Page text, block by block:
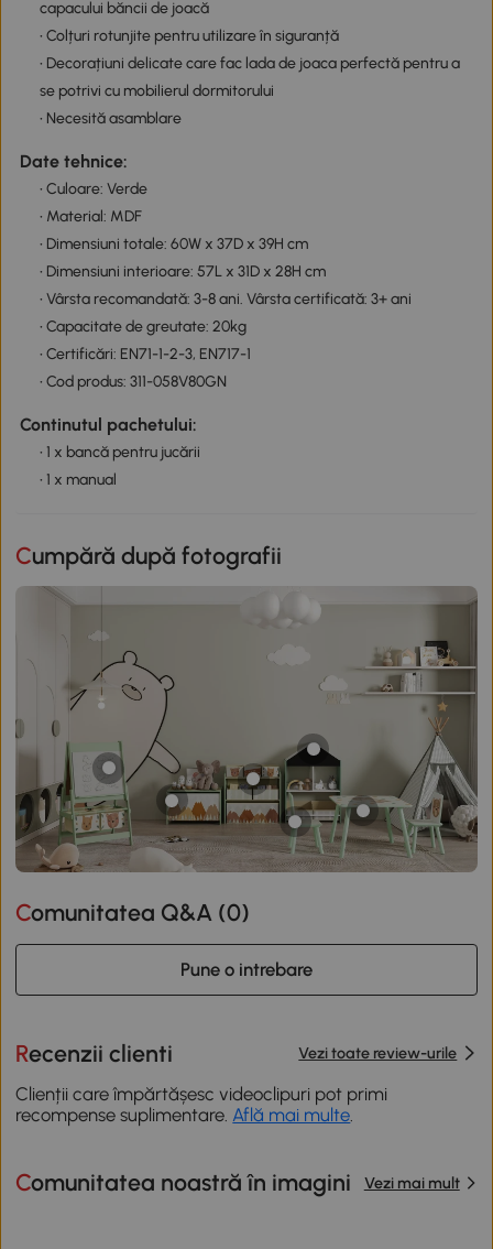
capacului băncii de joacă
• Colțuri rotunjite pentru utilizare în siguranță
• Decorațiuni delicate care fac lada de joaca perfectă pentru a
se potrivi cu mobilierul dormitorului
• Necesită asamblare
Date tehnice:
• Culoare: Verde
• Material: MDF
• Dimensiuni totale: 60W x 37D x 39H cm
• Dimensiuni interioare: 57L x 31D x 28H cm
• Vârsta recomandată: 3-8 ani. Vârsta certificată: 3+ ani
• Capacitate de greutate: 20kg
• Certificări: EN71-1-2-3, EN717-1
• Cod produs: 311-058V80GN
Continutul pachetului:
• 1 x bancă pentru jucării
• 1 x manual
Cumpără după fotografii
Comunitatea Q&A (0)
Pune o intrebare
Recenzii clienti Vezi toate review-urile
Clienții care împărtășesc videoclipuri pot primi
recompense suplimentare. Află mai multe.
Comunitatea noastră în imagini Vezi mai mult